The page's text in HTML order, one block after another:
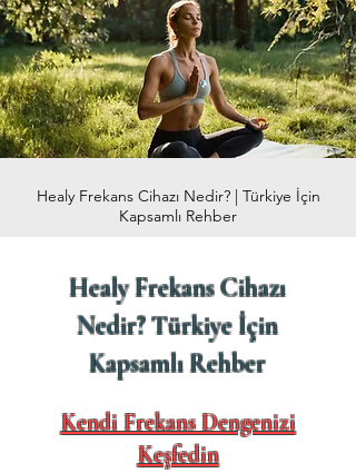
Healy Frekans Cihazı Nedir? | Türkiye İçin
Kapsamlı Rehber
Healy Frekans Cihazı
Nedir?Türkiye İçin
Kapsamlı Rehber
Kendi Frekans Dengenizi
Keşfedin